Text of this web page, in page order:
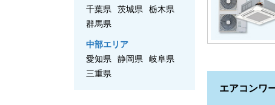
エアコンワ
千葉県
茨城県
栃木県
群馬県
中部エリア
愛知県
静岡県
岐阜県
三重県